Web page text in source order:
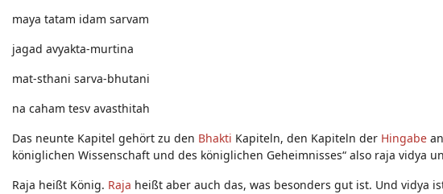
maya tatam idam sarvam
jagad avyakta-murtina
mat-sthani sarva-bhutani
na caham tesv avasthitah
Das neunte Kapitel gehört zu den Bhakti Kapiteln, den Kapiteln der Hingabe
königlichen Wissenschaft und des königlichen Geheimnisses“ also raja vidya
Raja heißt König. Raja heißt aber auch das, was besonders gut ist. Und vidya